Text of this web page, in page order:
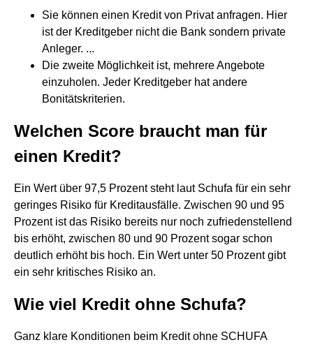
Sie können einen Kredit von Privat anfragen. Hier
ist der Kreditgeber nicht die Bank sondern private
Anleger. ...
Die zweite Möglichkeit ist, mehrere Angebote
einzuholen. Jeder Kreditgeber hat andere
Bonitätskriterien.
Welchen Score braucht man für
einen Kredit?
Ein Wert über 97,5 Prozent steht laut Schufa für ein sehr
geringes Risiko für Kreditausfälle. Zwischen 90 und 95
Prozent ist das Risiko bereits nur noch zufriedenstellend
bis erhöht, zwischen 80 und 90 Prozent sogar schon
deutlich erhöht bis hoch. Ein Wert unter 50 Prozent gibt
ein sehr kritisches Risiko an.
Wie viel Kredit ohne Schufa?
Ganz klare Konditionen beim Kredit ohne SCHUFA